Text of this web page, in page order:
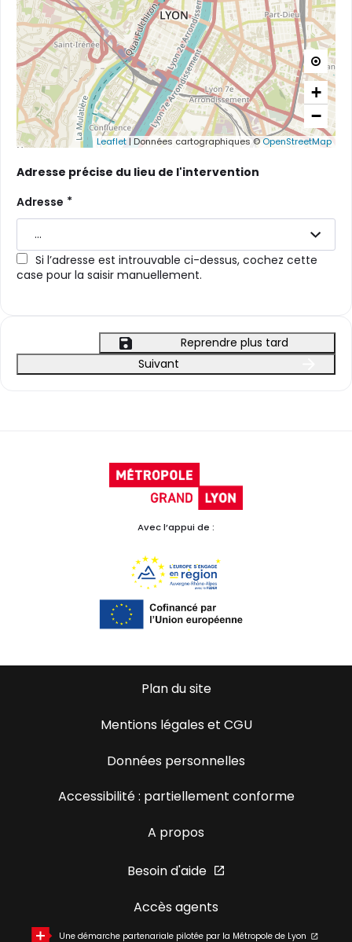

+
−
Leaflet| Données cartographiques © OpenStreetMap
Adresse précise du lieu de l'intervention
Adresse *
...
Si l’adresse est introuvable ci-dessus, cochez cette
case pour la saisir manuellement.
Suivant
Reprendre plus tard
Avec l’appui de :
Plan du site
Mentions légales et CGU
Données personnelles
Accessibilité : partiellement conforme
A propos
Besoin d'aide
Accès agents
Une démarche partenariale pilotée par la Métropole de Lyon